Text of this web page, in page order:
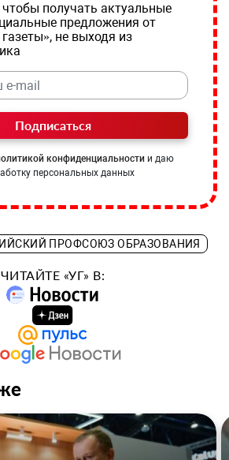
получать актуальные
предложения от
не выходя из
Подписаться
конфиденциальности и даю
персональных данных
ПРОФСОЮЗ ОБРАЗОВАНИЯ
ЧИТАЙТЕ «УГ» В: